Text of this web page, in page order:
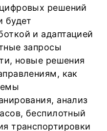
решений
будет
и адаптацией
запросы
новые решения
как
анализ
беспилотный
транспортировки